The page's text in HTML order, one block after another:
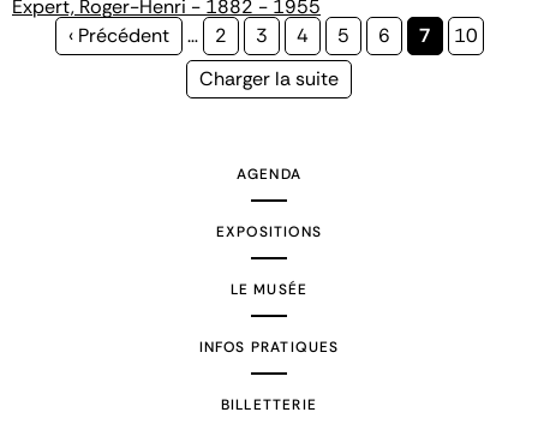
Expert, Roger-Henri - 1882 - 1955
Page
‹ Précédent … Page
2 Page
3 Page
4 Page
5 Page
6
Page
7 Page
10
Page
Charger la suite
AGENDA
EXPOSITIONS
LE MUSÉE
INFOS PRATIQUES
BILLETTERIE